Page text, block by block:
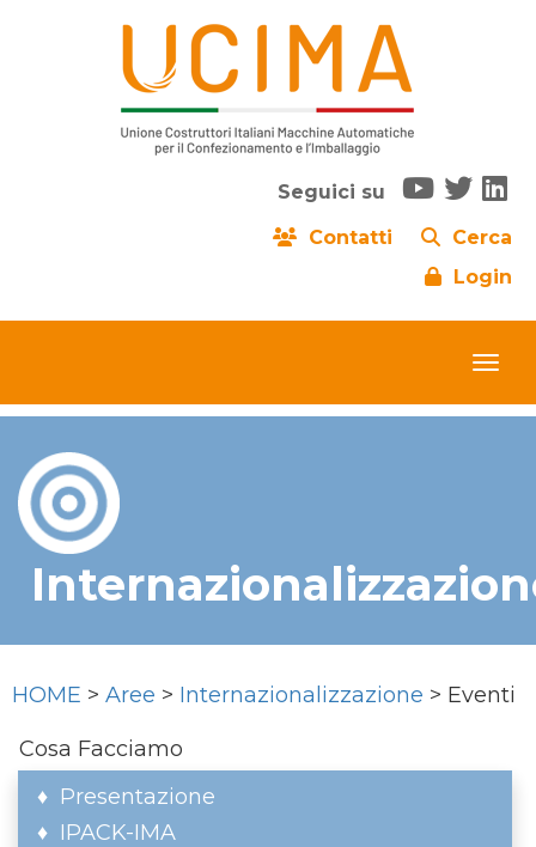
Seguici su
Contatti
Cerca
Login
HOME > Aree > Internazionalizzazione > Eventi
Cosa Facciamo
Presentazione
IPACK-IMA